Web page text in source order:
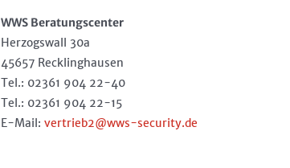
WWS Beratungscenter
Herzogswall 30a
45657 Recklinghausen
Tel.: 02361 904 22-40
Tel.: 02361 904 22-15
E-Mail: vertrieb2@wws-security.de